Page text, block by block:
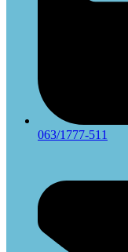
063/1777-511